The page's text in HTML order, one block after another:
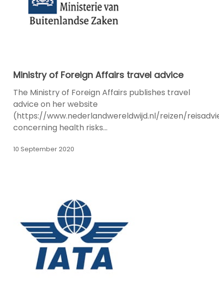
of
Foreign
Affairs
travel
advice
Ministry of Foreign Affairs travel advice
The Ministry of Foreign Affairs publishes travel
advice on her website
(https://www.nederlandwereldwijd.nl/reizen/
concerning health risks…
10 September 2020